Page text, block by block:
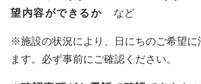
望内容ができるか など
※施設の状況により、日にちのご希望に
ます。必ず事前にご確認ください。